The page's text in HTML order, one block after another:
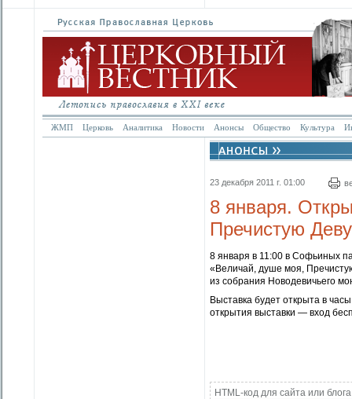
ЖМП Церковь Аналитика Новости Анонсы Общество Культура
23 декабря 2011 г. 01:00
8 января.
Пречистую
8 января в 11:00 в Софьиных
«Величай, душе моя,
из собрания Новодевичьего
Выставка будет открыта в
открытия выставки — вход
HTML-код для сайта или